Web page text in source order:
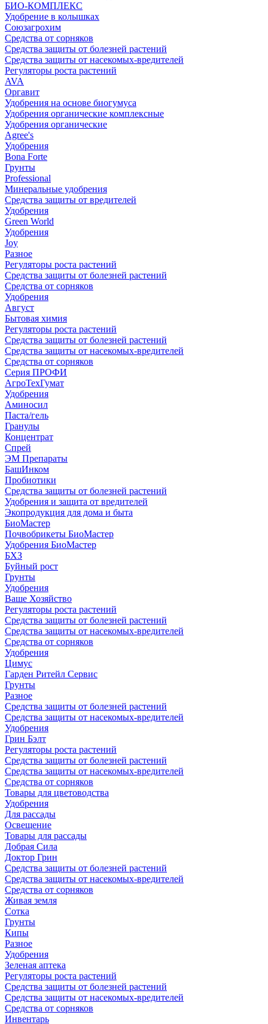
БИО-КОМПЛЕКС
Удобрение в колышках
Союзагрохим
Средства от сорняков
Средства защиты от болезней растений
Средства защиты от насекомых-вредителей
Регуляторы роста растений
AVA
Оргавит
Удобрения на основе биогумуса
Удобрения органические комплексные
Удобрения органические
Agree's
Удобрения
Bona Forte
Грунты
Professional
Минеральные удобрения
Средства защиты от вредителей
Удобрения
Green World
Удобрения
Joy
Разное
Регуляторы роста растений
Средства защиты от болезней растений
Средства от сорняков
Удобрения
Август
Бытовая химия
Регуляторы роста растений
Средства защиты от болезней растений
Средства защиты от насекомых-вредителей
Средства от сорняков
Серия ПРОФИ
АгроТехГумат
Удобрения
Аминосил
Паста/гель
Гранулы
Концентрат
Спрей
ЭМ Препараты
БашИнком
Пробиотики
Средства защиты от болезней растений
Удобрения и защита от вредителей
Экопродукция для дома и быта
БиоМастер
Почвобрикеты БиоМастер
Удобрения БиоМастер
БХЗ
Буйный рост
Грунты
Удобрения
Ваше Хозяйство
Регуляторы роста растений
Средства защиты от болезней растений
Средства защиты от насекомых-вредителей
Средства от сорняков
Удобрения
Цимус
Гарден Ритейл Сервис
Грунты
Разное
Средства защиты от болезней растений
Средства защиты от насекомых-вредителей
Удобрения
Грин Бэлт
Регуляторы роста растений
Средства защиты от болезней растений
Средства защиты от насекомых-вредителей
Средства от сорняков
Товары для цветоводства
Удобрения
Для рассады
Освещение
Товары для рассады
Добрая Сила
Доктор Грин
Средства защиты от болезней растений
Средства защиты от насекомых-вредителей
Средства от сорняков
Живая земля
Сотка
Грунты
Кипы
Разное
Удобрения
Зеленая аптека
Регуляторы роста растений
Средства защиты от болезней растений
Средства защиты от насекомых-вредителей
Средства от сорняков
Инвентарь